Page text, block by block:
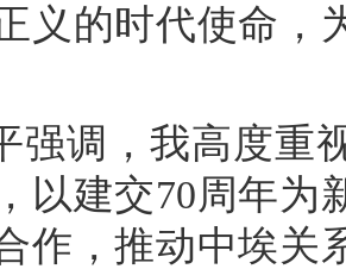
义的时代使命，
强调，我高度重
以建交70周年为
作，推动中埃关